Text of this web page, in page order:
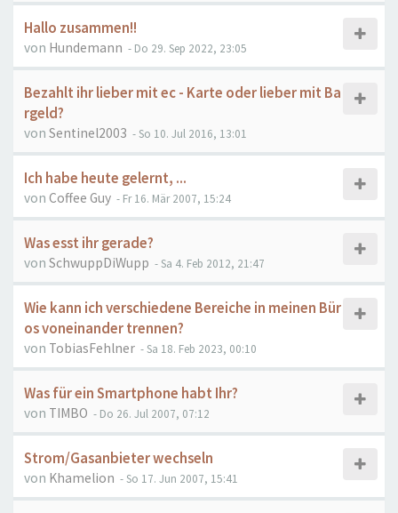
Hallo zusammen!!
von Hundemann - Do 29. Sep 2022, 23:05
Bezahlt ihr lieber mit ec - Karte oder lieber mit Ba
rgeld?
von Sentinel2003 - So 10. Jul 2016, 13:01
Ich habe heute gelernt, ...
von Coffee Guy - Fr 16. Mär 2007, 15:24
Was esst ihr gerade?
von SchwuppDiWupp - Sa 4. Feb 2012, 21:47
Wie kann ich verschiedene Bereiche in meinen Bür
os voneinander trennen?
von TobiasFehlner - Sa 18. Feb 2023, 00:10
Was für ein Smartphone habt Ihr?
von TIMBO - Do 26. Jul 2007, 07:12
Strom/Gasanbieter wechseln
von Khamelion - So 17. Jun 2007, 15:41